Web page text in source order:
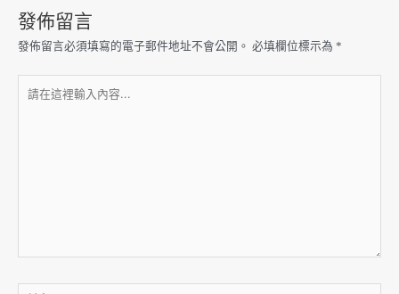
發佈留言
發佈留言必須填寫的電子郵件地址不會公開。 必填欄位標示為 *